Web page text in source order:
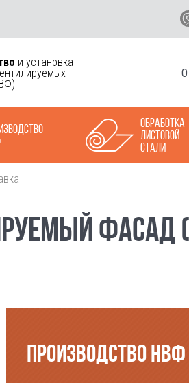
и установка
О
Обработка
листовой
стали
ФАСАД
ПРОИЗВОДСТВО НВФ